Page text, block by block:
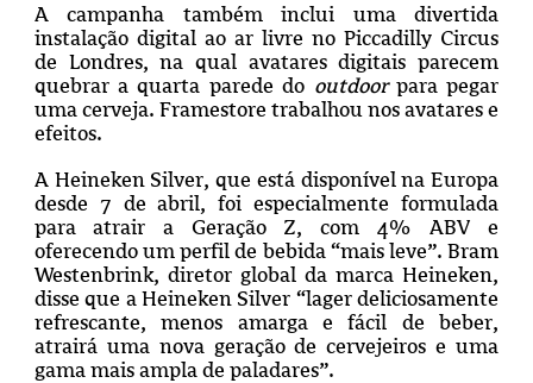
A campanha também inclui uma divertida
instalação digital ao ar livre no Piccadilly Circus
de Londres, na qual avatares digitais parecem
quebrar a quarta parede do outdoor para pegar
uma cerveja. Framestore trabalhou nos avatares e
efeitos.
A Heineken Silver, que está disponível na Europa
desde 7 de abril, foi especialmente formulada
para atrair a Geração Z, com 4% ABV e
oferecendo um perfil de bebida “mais leve”. Bram
Westenbrink, diretor global da marca Heineken,
disse que a Heineken Silver “lager deliciosamente
refrescante, menos amarga e fácil de beber,
atrairá uma nova geração de cervejeiros e uma
gama mais ampla de paladares”.